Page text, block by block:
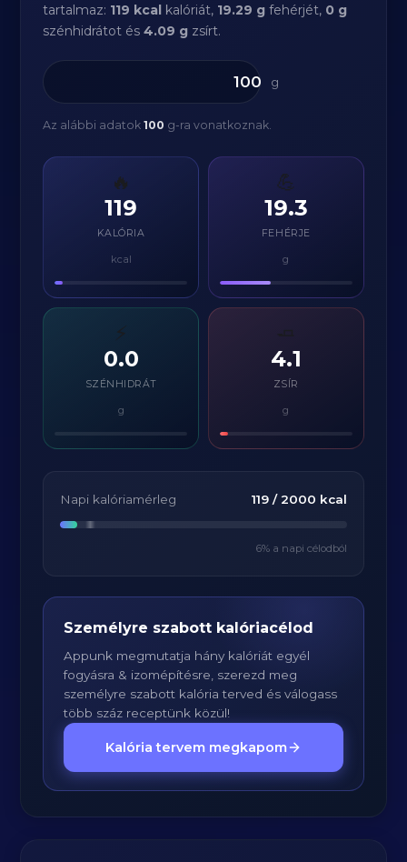
tartalmaz: 119 kcal kalóriát, 19.29 g fehérjét, 0 g
szénhidrátot és4.09 g zsírt.
g
Az alábbi adatok100 g-ra vonatkoznak.
🔥
119
KALÓRIA
kcal
💪
19.3
FEHÉRJE
g
⚡
0.0
SZÉNHIDRÁT
g
4.1
ZSÍR
g
Napi kalóriamérleg 119/ 2000 kcal
6% a napi célodból
Személyre szabott kalóriacélod
Appunk megmutatja hány kalóriát egyél
fogyásra & izomépítésre, szerezd meg
személyre szabott kalória terved és válogass
több száz receptünk közül!
Kalória tervem megkapom